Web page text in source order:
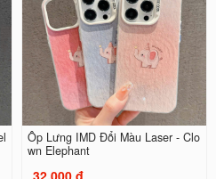
Ốp Lưng IMD Đổi Màu Laser - Clo
wn Elephant